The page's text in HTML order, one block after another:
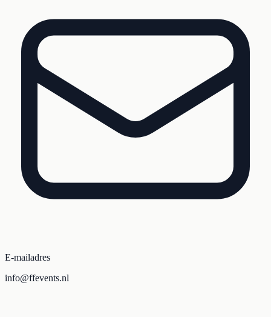
E-mailadres
info@ffevents.nl